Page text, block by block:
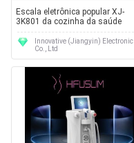
Escala eletrônica popular XJ-
3K801 da cozinha da saúde
Innovative (Jiangyin) Electronic
Co., Ltd